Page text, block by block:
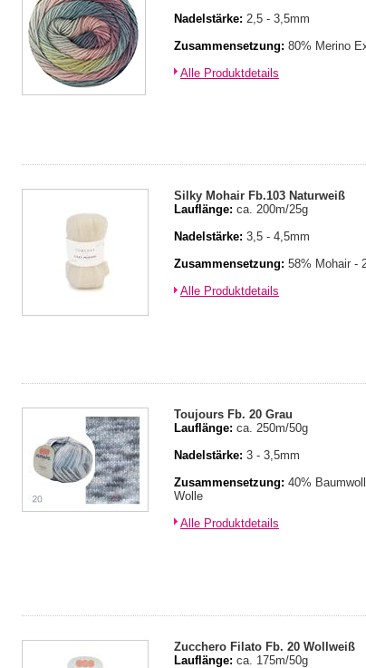
Nadelstärke: 2,5 - 3,5mm
Zusammensetzung: 80% Merino
Alle Produktdetails
Silky Mohair Fb.103 Naturweiß
Lauflänge: ca. 200m/25g
Nadelstärke: 3,5 - 4,5mm
Zusammensetzung: 58% Mohair -
Alle Produktdetails
Toujours Fb. 20 Grau
Lauflänge: ca. 250m/50g
Nadelstärke: 3 - 3,5mm
Zusammensetzung: 40%
Wolle
Alle Produktdetails
Zucchero Filato Fb. 20 Wollweiß
Lauflänge: ca. 175m/50g